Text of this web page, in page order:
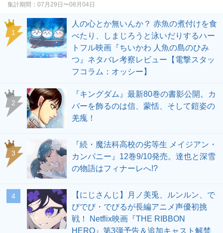
集計期間： 07月29日〜08月04日
1
人の心とか無いんか？ 赤魚の煮付けを食
べたり、しまじろうと泳いだりするハー
トフル映画『ちいかわ 人魚の島のひみ
つ』ネタバレ考察レビュー【電撃スタッ
フコラム：オッシー】
2
『キングダム』最新80巻の書影公開。カ
バーを飾るのは信、蒙恬、そして鎧姿の
羌瘣！
3
『続・魔法科高校の劣等生 メイジアン・
カンパニー』12巻9/10発売。達也と深雪
の物語はフィナーレへ!?
4
【にじさんじ】月ノ美兎、ルンルン、で
びでび・でびるが長編アニメ声優初挑
戦！ Netflix映画『THE RIBBON
HERO』第3弾予告＆追加キャスト解禁